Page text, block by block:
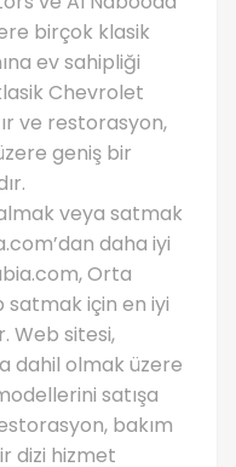
birçok klasik
ev sahipliği
Chevrolet
ve restorasyon,
geniş bir
veya satmak
daha iyi
Orta
satmak için en iyi
Web sitesi,
dahil olmak üzere
satışa
bakım
dizi hizmet